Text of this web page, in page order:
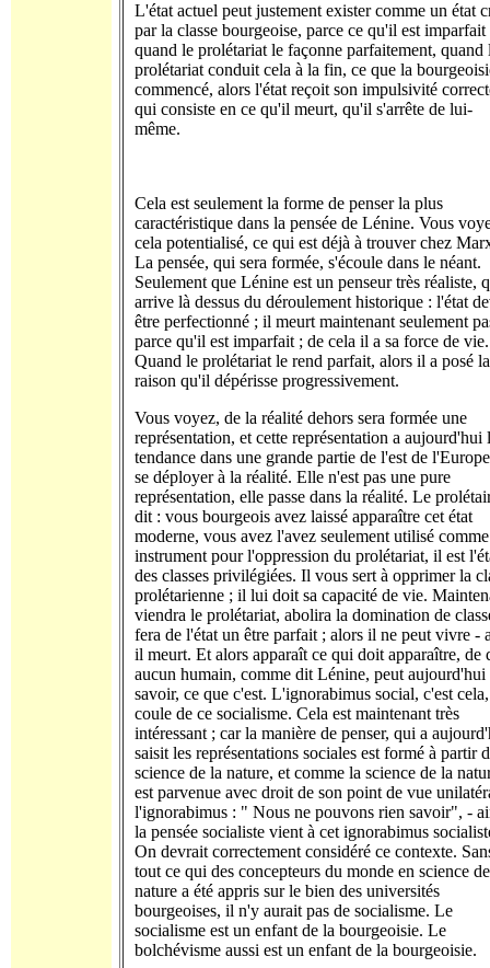
L'état actuel peut justement exister comme un état
par la classe bourgeoise, parce ce qu'il est imparfait
quand le prolétariat le façonne parfaitement, quand
prolétariat conduit cela à la fin, ce que la
commencé, alors l'état reçoit son impulsivité
qui consiste en ce qu'il meurt, qu'il s'arrête de lui-
même.
Cela est seulement la forme de penser la plus
caractéristique dans la pensée de Lénine. Vous
cela potentialisé, ce qui est déjà à trouver chez
La pensée, qui sera formée, s'écoule dans le néant.
Seulement que Lénine est un penseur très réaliste,
arrive là dessus du déroulement historique : l'état
être perfectionné ; il meurt maintenant seulement
parce qu'il est imparfait ; de cela il a sa force de vie.
Quand le prolétariat le rend parfait, alors il a posé la
raison qu'il dépérisse progressivement.
Vous voyez, de la réalité dehors sera formée une
représentation, et cette représentation a aujourd'hui
tendance dans une grande partie de l'est de
se déployer à la réalité. Elle n'est pas une pure
représentation, elle passe dans la réalité. Le
dit : vous bourgeois avez laissé apparaître cet état
moderne, vous avez l'avez seulement utilisé
instrument pour l'oppression du prolétariat, il est
des classes privilégiées. Il vous sert à opprimer la
prolétarienne ; il lui doit sa capacité de vie.
viendra le prolétariat, abolira la domination de
fera de l'état un être parfait ; alors il ne peut vivre -
il meurt. Et alors apparaît ce qui doit apparaître, de
aucun humain, comme dit Lénine, peut aujourd'hui
savoir, ce que c'est. L'ignorabimus social, c'est
coule de ce socialisme. Cela est maintenant très
intéressant ; car la manière de penser, qui a
saisit les représentations sociales est formé à partir
science de la nature, et comme la science de la
est parvenue avec droit de son point de vue
l'ignorabimus : " Nous ne pouvons rien savoir", -
la pensée socialiste vient à cet ignorabimus
On devrait correctement considéré ce contexte.
tout ce qui des concepteurs du monde en science
nature a été appris sur le bien des universités
bourgeoises, il n'y aurait pas de socialisme. Le
socialisme est un enfant de la bourgeoisie. Le
bolchévisme aussi est un enfant de la bourgeoisie.